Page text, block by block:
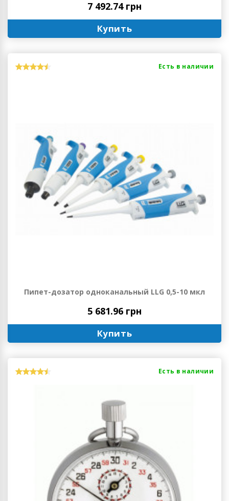
7 492.74 грн
Купить
Есть в наличии
Пипет-дозатор одноканальный LLG 0,5-10 мкл
5 681.96 грн
Купить
Есть в наличии